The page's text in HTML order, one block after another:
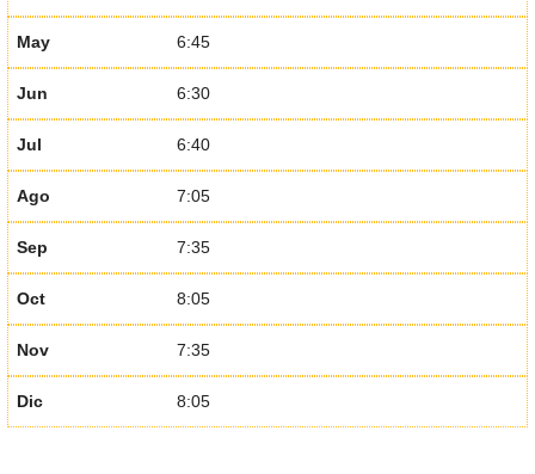
May 6:45
Jun 6:30
Jul 6:40
Ago 7:05
Sep 7:35
Oct 8:05
Nov 7:35
Dic 8:05